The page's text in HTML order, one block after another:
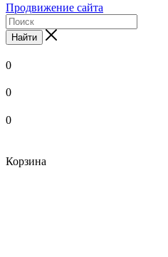
Продвижение сайта
Найти
0
0
0
Корзина